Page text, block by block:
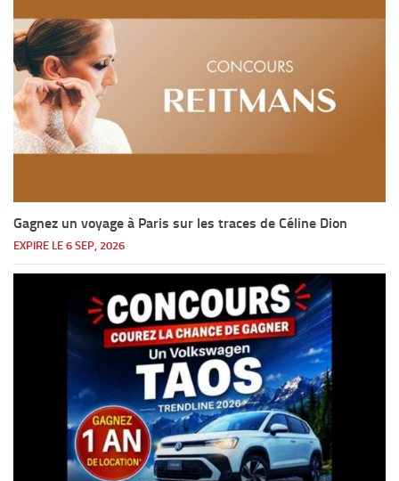
Gagnez un voyage à Paris sur les traces de Céline Dion
EXPIRE LE 6 SEP, 2026